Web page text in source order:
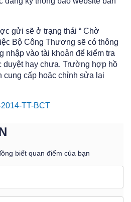
gửi sẽ ở trạng thái “ Chờ
Bộ Công Thương sẽ có thông
nhập vào tài khoản để kiểm tra
duyệt hay chưa. Trường hợp hồ
cấp hoặc chỉnh sửa lại
TT-BCT
biết quan điểm của bạn